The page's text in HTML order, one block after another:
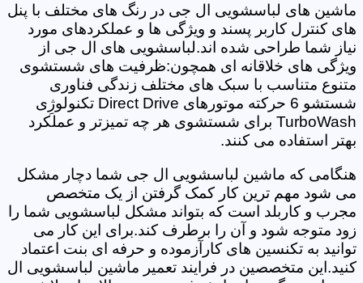
ماشین های لباسشویی ال جی در رنگ های مختلف با پنل
های کنترل کاربر پسند و ویژگی ها و عملکردهای مورد
نیاز شما طراحی شده اند.لباسشویی های ال جی از
ویژگی های خلاقانه ای همچون:ظرفیت های شستشوی
متنوع متناسب با سبک های مختلف زندگی فناوری
شستشو 6 حرکته موتورهای Direct Drive تکنولوژِی
TurboWash برای شستشوی هر چه تمیزتر و عملکرد
بهتر استفاده می کنند.
هنگامی که ماشین لباسشویی ال جی شما دچار مشکل
می شود مهم ترین کار کمک گرفتن از یک متخصص
مجرب و کاربلد است که بتواند مشکل لباسشویی شما را
زود متوجه شود و آن را برطرف کند.برای این کار می
توانید به تکنسین های کارآزموده و حرفه ای بنت اعتماد
کنید.این متخصصین در فرایند تعمیر ماشین لباسشویی ال